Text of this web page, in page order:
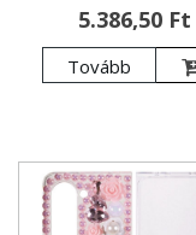
5.386,50 Ft
Tovább